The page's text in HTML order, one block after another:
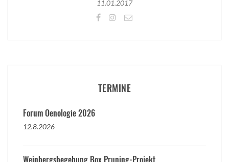
11.01.2017
TERMINE
Forum Oenologie 2026
12.8.2026
Weinbergsbegehung Box Pruning-Projekt